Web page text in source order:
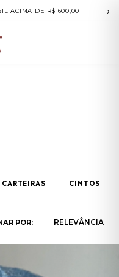
EM ATÉ 10X SEM JUROS ›
CARTEIRAS CINTOS
POR: